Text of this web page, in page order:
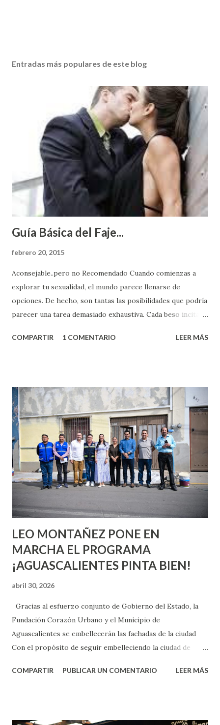
Entradas más populares de este blog
Guía Básica del Faje...
febrero 20, 2015
Aconsejable..pero no Recomendado Cuando comienzas a
explorar tu sexualidad, el mundo parece llenarse de
opciones. De hecho, son tantas las posibilidades que podría
parecer una tarea demasiado exhaustiva. Cada beso incita
partes de ti que jamás hubieras imaginado. El problema es
conoces ni la mitad de lo que deberías saber. Pero incluso
quienes ya han tenido relaciones sexuales no son expertos
o expertas en el tema. Siempre hay algo nuevo que
aprender y nuevas experiencias que conocer. Si eres una
chica y aún no has tenido relaciones sexuales, tal vez
pienses que el sexo será increíble y no puedas esperar para
experimentarlo, pero como cualquier persona con
experiencia te dirá, siempre es mejor cuando ambas partes
son suficientemen...
COMPARTIR 1 COMENTARIO LEER MÁS
LEO MONTAÑEZ PONE EN
MARCHA EL PROGRAMA
¡AGUASCALIENTES PINTA BIEN!
abril 30, 2026
Gracias al esfuerzo conjunto de Gobierno del Estado, la
Fundación Corazón Urbano y el Municipio de
Aguascalientes se embellecerán las fachadas de la ciudad
Con el propósito de seguir embelleciendo la ciudad de
municipal, Leo Montañez dio inicio al programa
COMPARTIR PUBLICAR UN COMENTARIO LEER MÁS